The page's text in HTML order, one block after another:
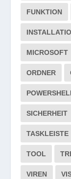
FUNKTION
MICROSOFT
ORDNER
SICHERHEIT
TASKLEISTE
TOOL
VIREN